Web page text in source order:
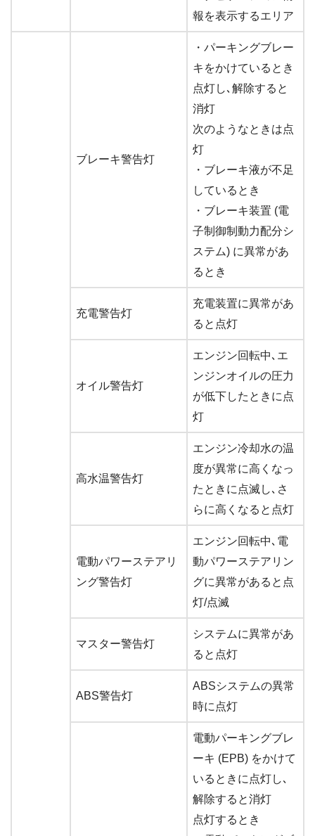
報を表示するエリア
ブレーキ警告灯
・パーキングブレー
キをかけているとき
点灯し､解除すると
消灯
次のようなときは点
灯
・ブレーキ液が不足
しているとき
・ブレーキ装置 (電
子制御制動力配分シ
ステム) に異常があ
るとき
充電警告灯
充電装置に異常があ
ると点灯
オイル警告灯
エンジン回転中､エ
ンジンオイルの圧力
が低下したときに点
灯
高水温警告灯
エンジン冷却水の温
度が異常に高くなっ
たときに点滅し､さ
らに高くなると点灯
電動パワーステアリ
ング警告灯
エンジン回転中､電
動パワーステアリン
グに異常があると点
灯/点滅
マスター警告灯
システムに異常があ
ると点灯
ABS警告灯
ABSシステムの異常
時に点灯
電動パーキングブレ
ーキ (EPB) をかけて
いるときに点灯し､
解除すると消灯
点灯するとき